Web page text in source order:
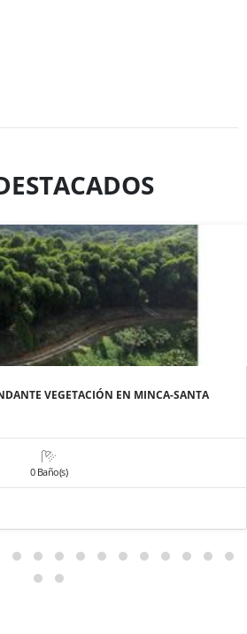
VEGETACIÓN EN MINCA-SANTA
0 Baño(s)